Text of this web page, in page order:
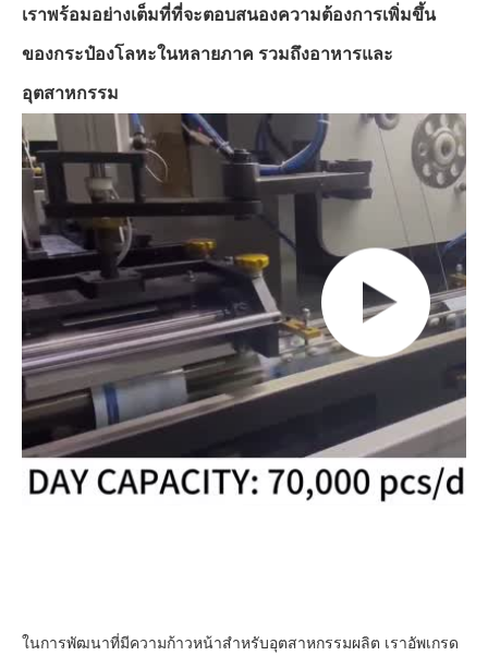
เราพร้อมอย่างเต็มที่ที่จะตอบสนองความต้องการเพิ่มขึ้น
ของกระป๋องโลหะในหลายภาค รวมถึงอาหารและ
อุตสาหกรรม
ในการพัฒนาที่มีความก้าวหน้าสําหรับอุตสาหกรรมผลิต เราอัพเกรด